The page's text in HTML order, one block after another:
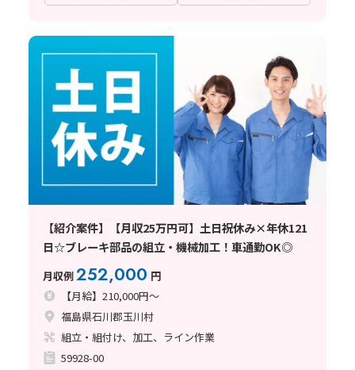
【紹介案件】【月収25万円可】土日祝休み×年休121
日☆ブレーキ部品の組立・機械加工！車通勤OK◎
月収例252,000 円
【月給】210,000円～
福島県石川郡玉川村
組立・組付け、加工、ライン作業
59928-00